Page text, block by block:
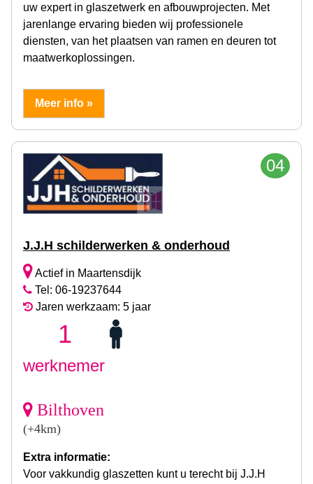
uw expert in glaszetwerk en afbouwprojecten. Met
jarenlange ervaring bieden wij professionele
diensten, van het plaatsen van ramen en deuren tot
maatwerkoplossingen.
Meer info »
04
J.J.H schilderwerken & onderhoud
Actief in Maartensdijk
Tel: 06-19237644
Jaren werkzaam: 5 jaar
1
werknemer
Bilthoven
(+4km)
Extra informatie:
Voor vakkundig glaszetten kunt u terecht bij J.J.H